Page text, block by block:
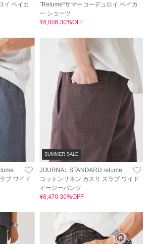
イ ベイカ
”Relume”サマーコーデュロイ ベイカ
ー ショーツ
¥6,006 30%OFF
ブ ワイド
SUMMER SALE
JOURNAL STANDARD relume
コットンリネン カスリ スラブ ワイド
イージーパンツ
¥8,470 30%OFF